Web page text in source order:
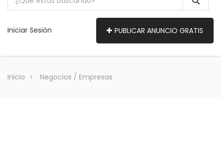
Iniciar Sesión PUBLICAR ANUNCIO GRATIS
Inicio Negocios / Empresas